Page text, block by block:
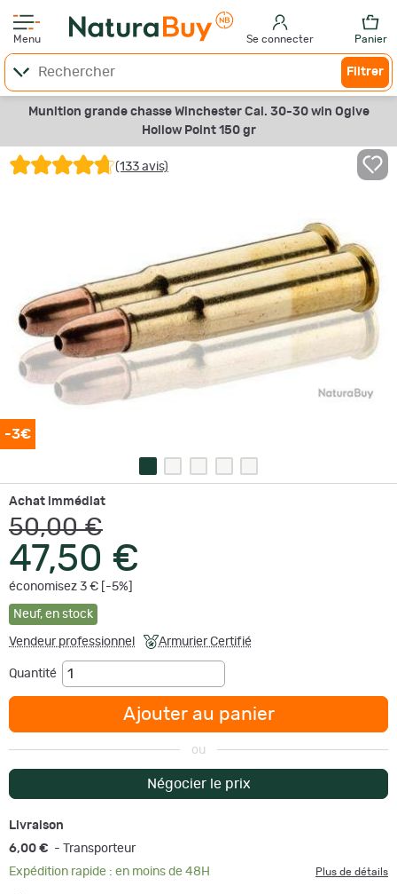
Menu Se connecter Panier
Filtrer
Munition grande chasse Winchester Cal. 30-30 win Ogive
Hollow Point 150 gr
(133 avis)
-3€
Achat immédiat
50,00 €
47,50 €
économisez 3 € [-5%]
Neuf, en stock
Vendeur professionnel Armurier Certifié
Quantité
Ajouter au panier
ou
Négocier le prix
Livraison
6,00 € - Transporteur
Expédition rapide : en moins de 48H
Plus de détails